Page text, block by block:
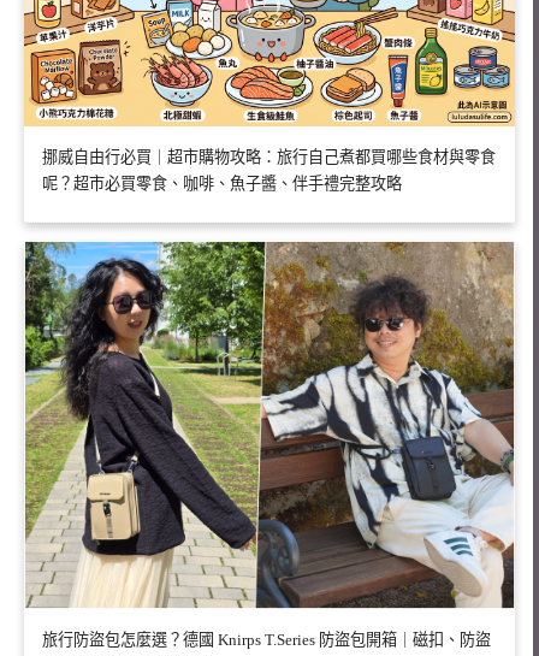
挪威自由行必買｜超市購物攻略：旅行自己煮都買哪些食材與零食
呢？超市必買零食、咖啡、魚子醬、伴手禮完整攻略
旅行防盜包怎麼選？德國 Knirps T.Series 防盜包開箱｜磁扣、防盜